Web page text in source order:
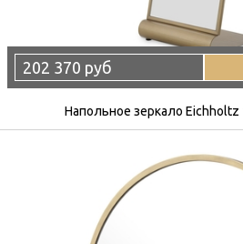
202 370 руб
Напольное зеркало Eichholtz